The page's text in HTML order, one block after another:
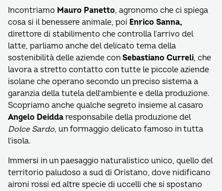
Incontriamo Mauro Panetto, agronomo che ci spiega
cosa si il benessere animale, poi Enrico Sanna,
direttore di stabilimento che controlla l’arrivo del
latte, parliamo anche del delicato tema della
sostenibilità delle aziende con Sebastiano Curreli, che
lavora a stretto contatto con tutte le piccole aziende
isolane che operano secondo un preciso sistema a
garanzia della tutela dell’ambiente e della produzione.
Scopriamo anche qualche segreto insieme al casaro
Angelo Deidda responsabile della produzione del
Dolce Sardo, un formaggio delicato famoso in tutta
l’isola.
Immersi in un paesaggio naturalistico unico, quello del
territorio paludoso a sud di Oristano, dove nidificano
aironi rossi ed altre specie di uccelli che si spostano